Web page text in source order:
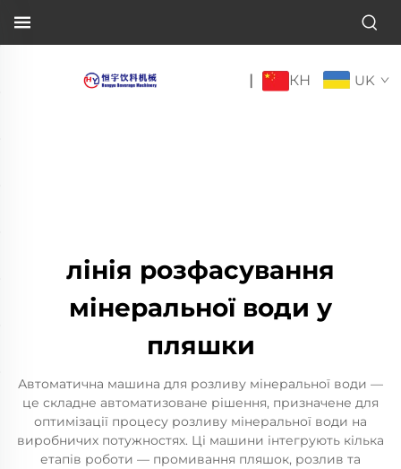
| КН UK
лінія розфасування
мінеральної води у
пляшки
Автоматична машина для розливу мінеральної води —
це складне автоматизоване рішення, призначене для
оптимізації процесу розливу мінеральної води на
виробничих потужностях. Ці машини інтегрують кілька
етапів роботи — промивання пляшок, розлив та